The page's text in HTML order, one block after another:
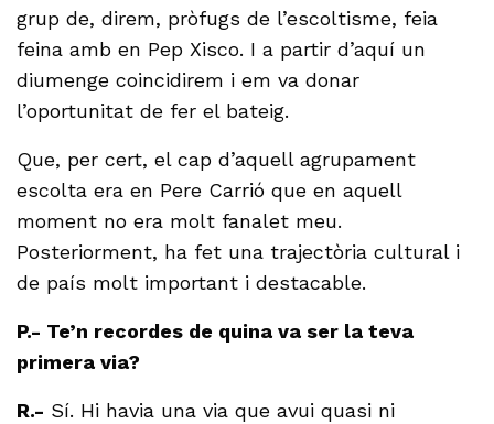
grup de, direm, pròfugs de l’escoltisme, feia
feina amb en Pep Xisco. I a partir d’aquí un
diumenge coincidirem i em va donar
l’oportunitat de fer el bateig.
Que, per cert, el cap d’aquell agrupament
escolta era en Pere Carrió que en aquell
moment no era molt fanalet meu.
Posteriorment, ha fet una trajectòria cultural i
de país molt important i destacable.
P.- Te’n recordes de quina va ser la teva
primera via?
R.- Sí. Hi havia una via que avui quasi ni